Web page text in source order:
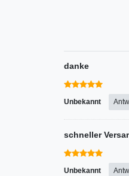
danke
Unbekannt
schneller
Unbekannt